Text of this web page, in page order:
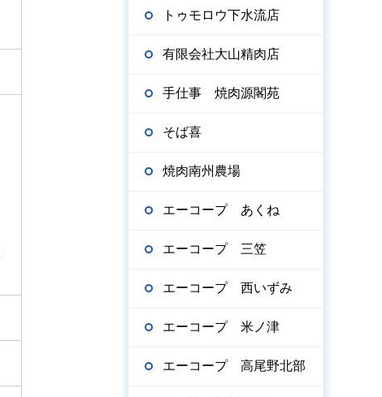
トゥモロウ下水流店
有限会社大山精肉店
手仕事 焼肉源閣苑
そば喜
焼肉南州農場
エーコープ あくね
エーコープ 三笠
エーコープ 西いずみ
エーコープ 米ノ津
エーコープ 高尾野北部